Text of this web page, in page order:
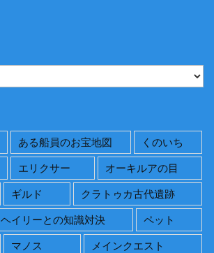
ある船員のお宝地図
くのいち
エリクサー
オーキルアの目
ギルド
クラトゥカ古代遺跡
ヘイリーとの知識対決
ペット
マノス
メインクエスト